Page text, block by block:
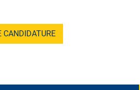
CANDIDATURE